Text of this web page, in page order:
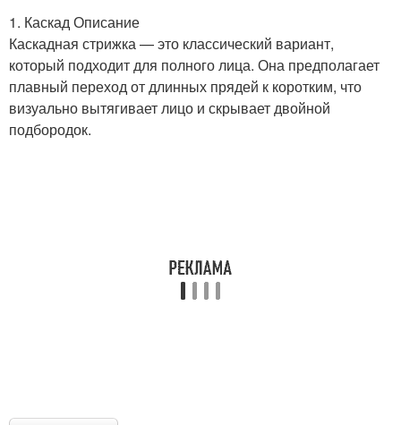
1. Каскад Описание
Каскадная стрижка — это классический вариант,
который подходит для полного лица. Она предполагает
плавный переход от длинных прядей к коротким, что
визуально вытягивает лицо и скрывает двойной
подбородок.